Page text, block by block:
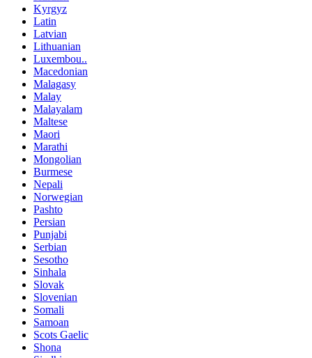
Kyrgyz
Latin
Latvian
Lithuanian
Luxembou..
Macedonian
Malagasy
Malay
Malayalam
Maltese
Maori
Marathi
Mongolian
Burmese
Nepali
Norwegian
Pashto
Persian
Punjabi
Serbian
Sesotho
Sinhala
Slovak
Slovenian
Somali
Samoan
Scots Gaelic
Shona